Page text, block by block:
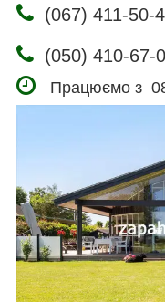
(067) 411-
(050) 410-
Працюємо з